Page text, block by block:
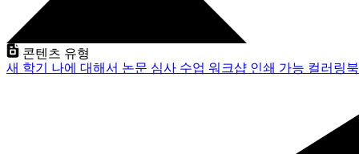
콘텐츠 유형
새 학기 나에 대해서 논문 심사 수업 워크샵 인쇄 가능 컬러링북